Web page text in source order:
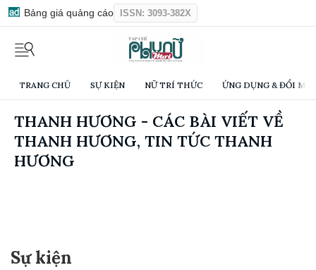
Bảng giá quảng cáo ISSN: 3093-382X
TRANG CHỦ SỰ KIỆN NỮ TRÍ THỨC ỨNG DỤNG & ĐỔI
THANH HƯƠNG - CÁC BÀI VIẾT VỀ
THANH HƯƠNG, TIN TỨC THANH
HƯƠNG
Sự kiện